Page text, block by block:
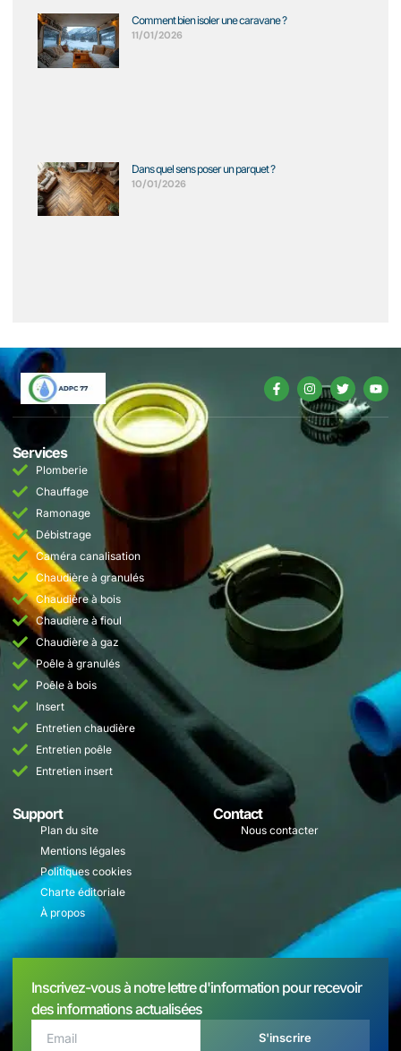
Comment bien isoler une caravane ?
11/01/2026
Dans quel sens poser un parquet ?
10/01/2026
Services
Plomberie
Chauffage
Ramonage
Débistrage
Caméra canalisation
Chaudière à granulés
Chaudière à bois
Chaudière à fioul
Chaudière à gaz
Poêle à granulés
Poêle à bois
Insert
Entretien chaudière
Entretien poêle
Entretien insert
Support
Plan du site
Mentions légales
Politiques cookies
Charte éditoriale
À propos
Contact
Nous contacter
Inscrivez-vous à notre lettre d'information pour recevoir
des informations actualisées
S'inscrire